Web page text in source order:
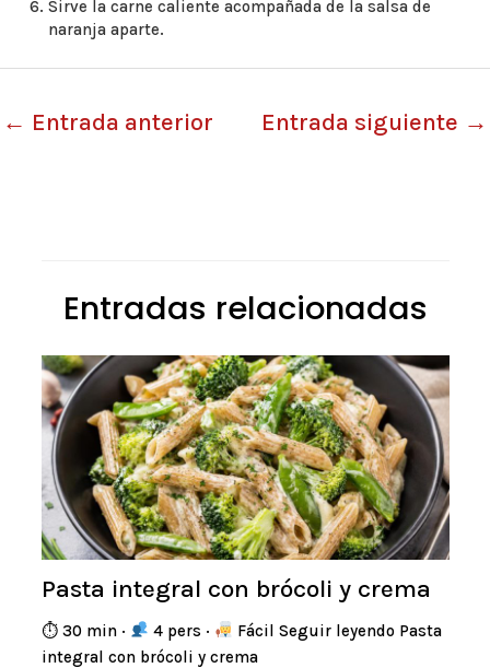
Sirve la carne caliente acompañada de la salsa de
naranja aparte.
← Entrada anterior Entrada siguiente →
Entradas relacionadas
Pasta integral con brócoli y crema
⏱ 30 min · 4 pers ·
Fácil Seguir leyendo Pasta
integral con brócoli y crema